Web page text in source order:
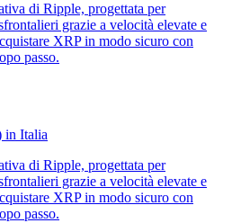
di Ripple, progettata per
grazie a velocità elevate e
XRP in modo sicuro con
passo.
in Italia
di Ripple, progettata per
grazie a velocità elevate e
XRP in modo sicuro con
passo.